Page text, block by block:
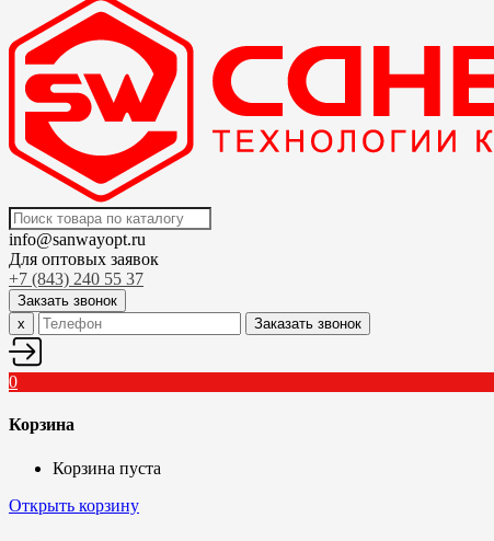
info@sanwayopt.ru
Для оптовых заявок
+7 (843) 240 55 37
Закзать звонок
x
Заказать звонок
0
Корзина
Корзина пуста
Открыть корзину